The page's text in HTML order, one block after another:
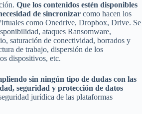
Que los contenidos estén disponibles
de sincronizar como hacen los
como Onedrive, Dropbox, Drive. Se
ataques Ransomware,
saturación de conectividad, borrados y
de trabajo, dispersión de los
dispositivos, etc.
sin ningún tipo de dudas con las
seguridad y protección de datos
jurídica de las plataformas